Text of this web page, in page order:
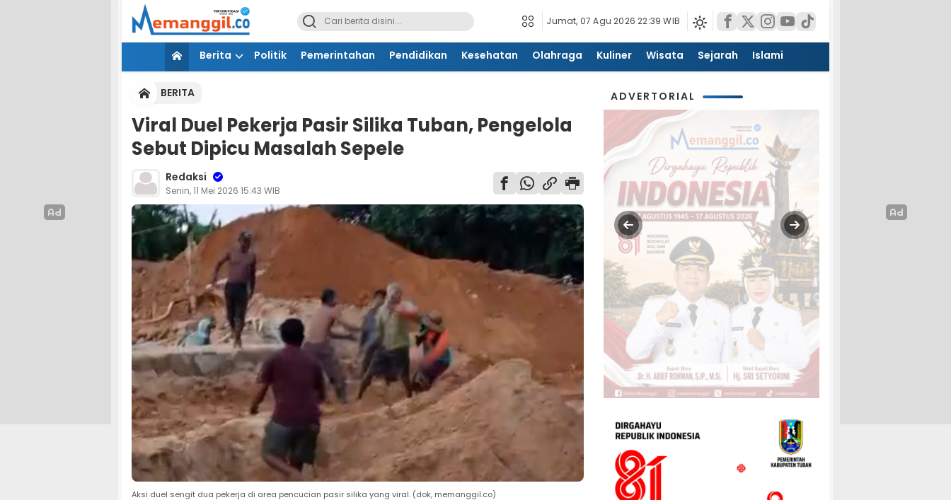
Jumat, 07 Agu 2026 22:39 WIB
Berita Politik Pemerintahan Pendidikan Kesehatan Olahraga Kuliner Wisata Sejarah Islami
BERITA
Viral Duel Pekerja Pasir Silika Tuban, Pengelola
Sebut Dipicu Masalah Sepele
Redaksi
Senin, 11 Mei 2026 15:43 WIB
Aksi duel sengit dua pekerja di area pencucian pasir silika yang viral. (dok, memanggil.co)
ADVERTORIAL